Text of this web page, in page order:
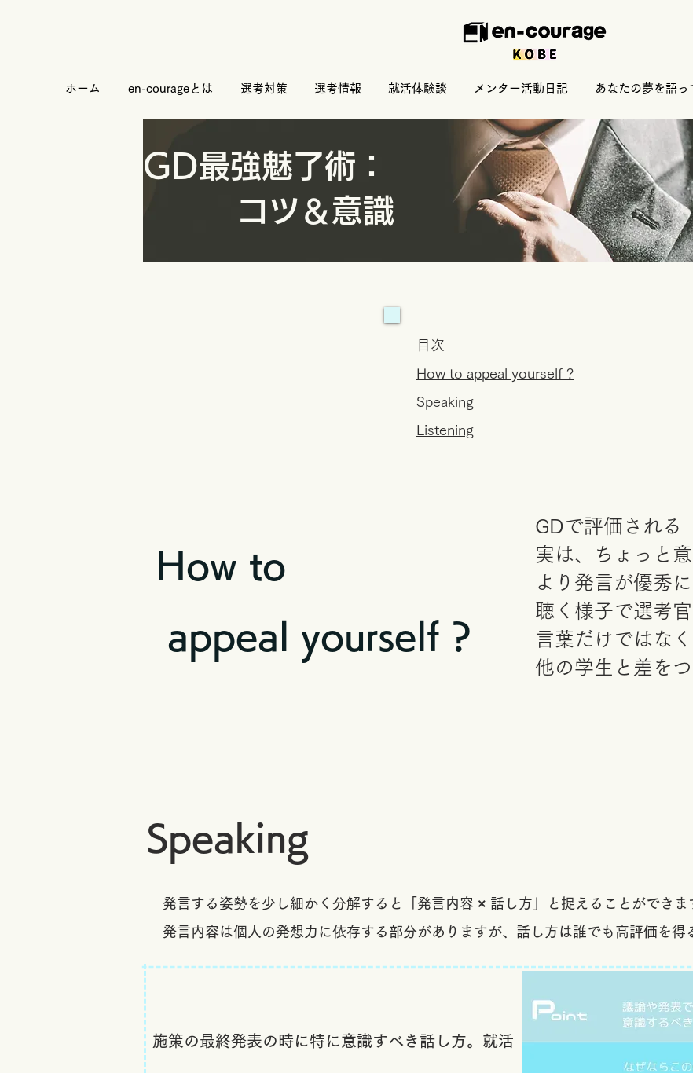
ホーム en-courageとは 選考対策 選考情報 就活体験談 メンター活動日記 あなたの夢を語っ
​GD最強魅了術：
コツ＆意識
目次
How to appeal yourself ?
Speaking
Listening
How to
appeal yourself ?
​GDで評価される
実は、ちょっと
より発言が優秀に
聴く様子で選考
言葉だけではな
他の学生と差を
Speaking
発言する姿勢を少し細かく分解すると
「発言内容 × 話し方」と捉えることができま
発言内容は個人の発想力に依存する部分がありますが、話し方は誰でも高評価を得
施策の最終発表の時に特に意識すべき話し方。就活